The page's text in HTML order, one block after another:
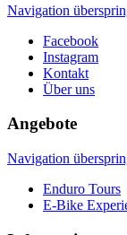
Navigation
Facebook
Instagram
Kontakt
Über uns
Angebote
Navigation
Enduro Tours
E-Bike